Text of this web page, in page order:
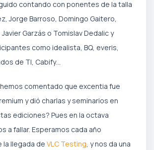
contando con ponentes de la talla
Jorge Barroso, Domingo Gaitero,
Javier Garzás o Tomislav Dedalic y
como idealista, BQ, everis,
de TI, Cabify…
comentado que excentia fue
y dió charlas y seminarios en
ediciones? Pues en la octava
a fallar. Esperamos cada año
llegada de VLC Testing , y nos da una